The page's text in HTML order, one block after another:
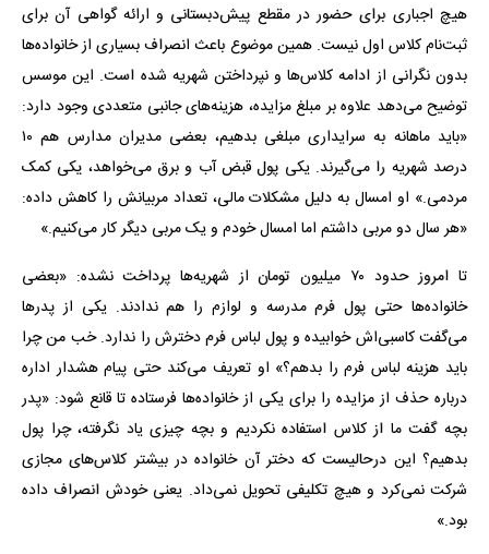
هیچ اجباری برای حضور در مقطع پیش‌دبستانی و ارائه گواهی آن برای
ثبت‌نام کلاس اول نیست. همین موضوع باعث انصراف بسیاری از خانواده‌ها
بدون نگرانی از ادامه کلاس‌ها و نپرداختن شهریه شده است. این موسس
توضیح می‌دهد علاوه بر مبلغ مزایده، هزینه‌های جانبی متعددی وجود دارد:
«باید ماهانه به سرایداری مبلغی بدهیم، بعضی مدیران مدارس هم ۱۰
درصد شهریه را می‌گیرند. یکی پول قبض آب و برق می‌خواهد، یکی کمک
مردمی.» او امسال به دلیل مشکلات مالی، تعداد مربیانش را کاهش داده:
«هر سال دو مربی داشتم اما امسال خودم و یک مربی دیگر کار می‌کنیم.»
تا امروز حدود ۷۰ میلیون تومان از شهریه‌ها پرداخت نشده: «بعضی
خانواده‌ها حتی پول فرم مدرسه و لوازم را هم ندادند. یکی از پدرها
می‌گفت کاسبی‌اش خوابیده و پول لباس فرم دخترش را ندارد. خب من چرا
باید هزینه لباس فرم را بدهم؟» او تعریف می‌کند حتی پیام هشدار اداره
درباره حذف از مزایده را برای یکی از خانواده‌ها فرستاده تا قانع شود: «پدر
بچه گفت ما از کلاس استفاده نکردیم و بچه چیزی یاد نگرفته، چرا پول
بدهیم؟ این درحالیست که دختر آن خانواده در بیشتر کلاس‌های مجازی
شرکت نمی‌کرد و هیچ تکلیفی تحویل نمی‌داد. یعنی خودش انصراف داده
بود.»